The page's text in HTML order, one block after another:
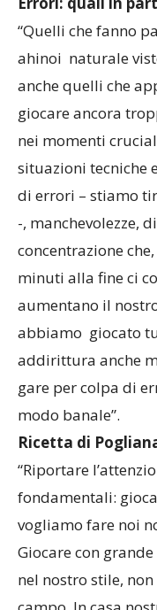
“Quelli che fanno
ahinoi naturale
anche quelli che
giocare ancora
nei momenti
situazioni tecniche
di errori – stiamo
-, manchevolezze,
concentrazione
minuti alla fine ci
aumentano il
abbiamo giocato
addirittura anche
gare per colpa di
modo banale”.
Ricetta di
“Riportare
fondamentali:
vogliamo fare noi
Giocare con
nel nostro stile,